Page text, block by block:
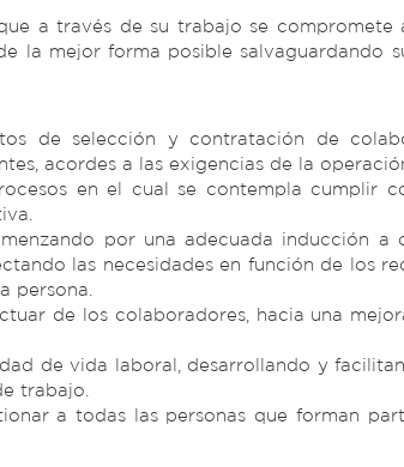
a través de su trabajo se compromete
la mejor forma posible salvaguardando
de selección y contratación de
acordes a las exigencias de la
en el cual se contempla cumplir
por una adecuada inducción a
las necesidades en función de los
persona.
de los colaboradores, hacia una
de vida laboral, desarrollando y
trabajo.
a todas las personas que forman